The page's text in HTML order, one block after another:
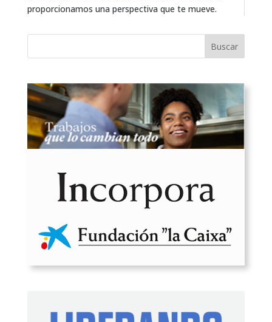
proporcionamos una perspectiva que te mueve.
Buscar